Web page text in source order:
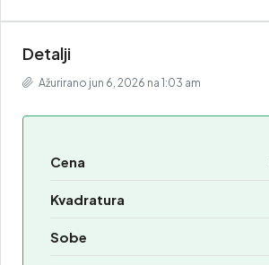
Detalji
Ažurirano jun 6, 2026 na 1:03 am
Cena
Kvadratura
Sobe